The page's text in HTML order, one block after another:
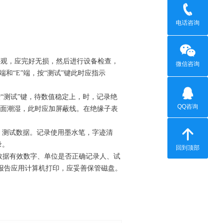
，应完好无损，然后进行设备检查，
和“E”端，按“测试”键此时应指示
试”键，待数值稳定上，时，记录绝
潮湿，此时应加屏蔽线。在绝缘子表
试数据。记录使用墨水笔，字迹清
有效数字、单位是否正确记录人、试
应用计算机打印，应妥善保管磁盘。
电话咨询
微信咨询
QQ咨询
回到顶部